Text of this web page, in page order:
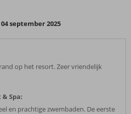
04 september 2025
op het resort. Zeer vriendelijk
Spa:
en prachtige zwembaden. De eerste